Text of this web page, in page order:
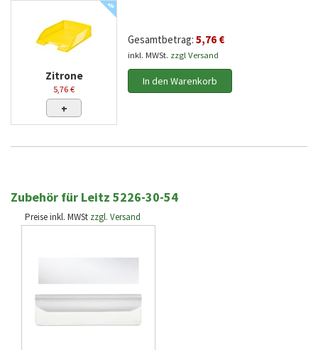
%
Zitrone
5,76 €
+
Gesamtbetrag: 5,76 €
inkl. MWSt. zzgl Versand
In den Warenkorb
Zubehör für Leitz 5226-30-54
Preise inkl. MWSt zzgl. Versand